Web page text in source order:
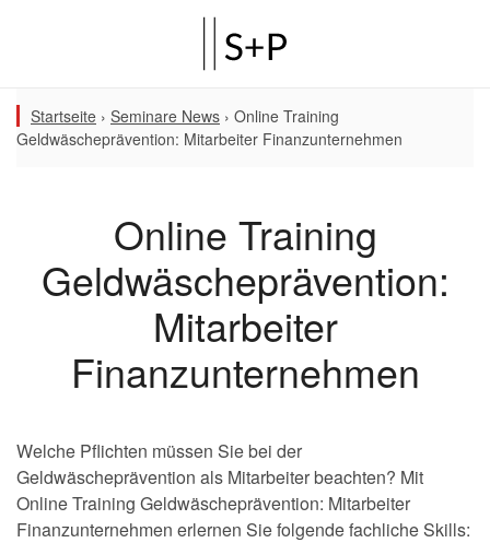
Startseite › Seminare News › Online Training
Geldwäscheprävention: Mitarbeiter Finanzunternehmen
Online Training
Geldwäscheprävention:
Mitarbeiter
Finanzunternehmen
Welche Pflichten müssen Sie bei der
Geldwäscheprävention als Mitarbeiter beachten? Mit
Online Training Geldwäscheprävention: Mitarbeiter
Finanzunternehmen erlernen Sie folgende fachliche Skills: